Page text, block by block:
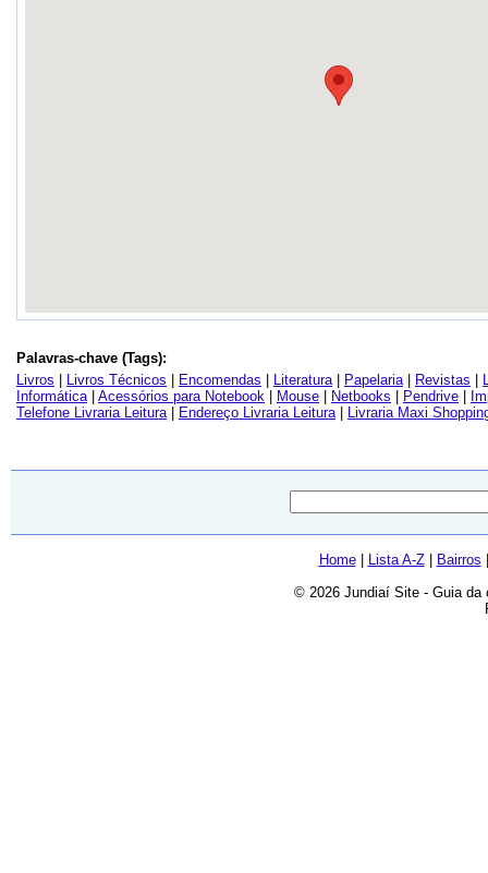
Palavras-chave (Tags):
Livros
Livros Técnicos Encomendas Literatura| Papelaria| Revistas
Informática| Acessórios para Notebook Mouse Netbooks Pendrive
Telefone Livraria Leitura| Endereço Livraria Leitura| Livraria Maxi
Home| Lista A-Z| Bairros
© 2026 Jundiaí Site - Guia